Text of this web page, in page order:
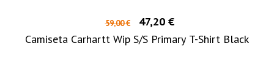
59,00 €
47,20 €
Camiseta Carhartt Wip S/S Primary T-Shirt Black